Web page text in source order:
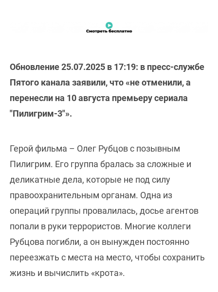
Обновление 25.07.2025 в 17:19: в пресс-службе
Пятого канала заявили, что «не отменили, а
перенесли на 10 августа премьеру сериала
"Пилигрим-3"».
Герой фильма – Олег Рубцов с позывным
Пилигрим. Его группа бралась за сложные и
деликатные дела, которые не под силу
правоохранительным органам. Одна из
операций группы провалилась, досье агентов
попали в руки террористов. Многие коллеги
Рубцова погибли, а он вынужден постоянно
переезжать с места на место, чтобы сохранить
жизнь и вычислить «крота».